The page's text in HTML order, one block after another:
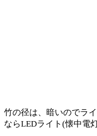
竹の径は、暗いのでラ
ならLEDライト(懐中電